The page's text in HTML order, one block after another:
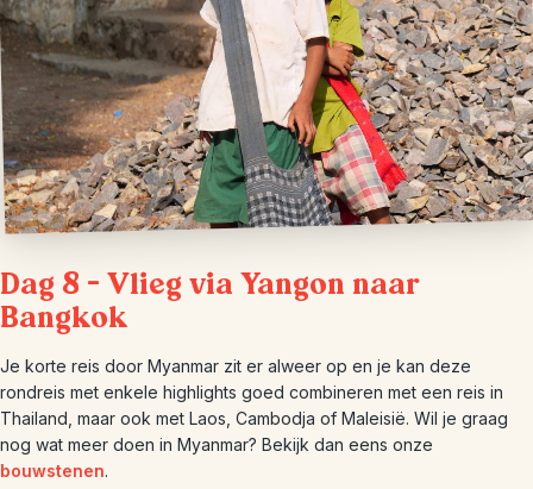
Dag 8 – Vlieg via Yangon naar
Bangkok
Je korte reis door Myanmar zit er alweer op en je kan deze
rondreis met enkele highlights goed combineren met een reis in
Thailand, maar ook met Laos, Cambodja of Maleisië. Wil je graag
nog wat meer doen in Myanmar? Bekijk dan eens onze
bouwstenen.